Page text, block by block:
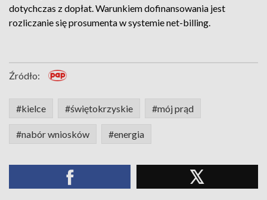
dotychczas z dopłat. Warunkiem dofinansowania jest
rozliczanie się prosumenta w systemie net-billing.
Źródło:
#kielce #świętokrzyskie #mój prąd
#nabór wniosków #energia